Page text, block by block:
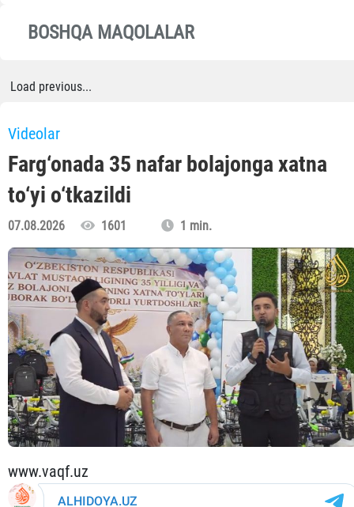
BOSHQA MAQOLALAR
Load previous...
Videolar
Farg‘onada 35 nafar bolajonga xatna
to‘yi o‘tkazildi
07.08.2026 1601 1 min.
www.vaqf.uz